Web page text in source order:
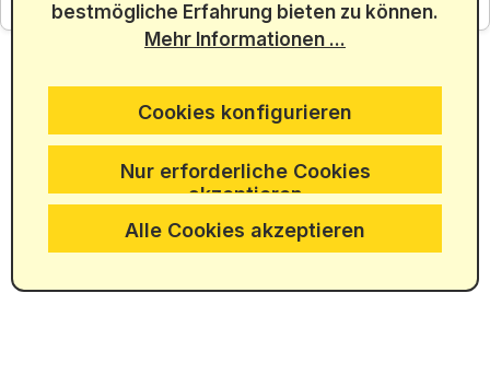
aus 5965 Bewertungen
bestmögliche Erfahrung bieten zu können.
Mehr Informationen ...
Alle Cookies akzeptieren
Cookies konfigurieren
Nur erforderliche Cookies
akzeptieren